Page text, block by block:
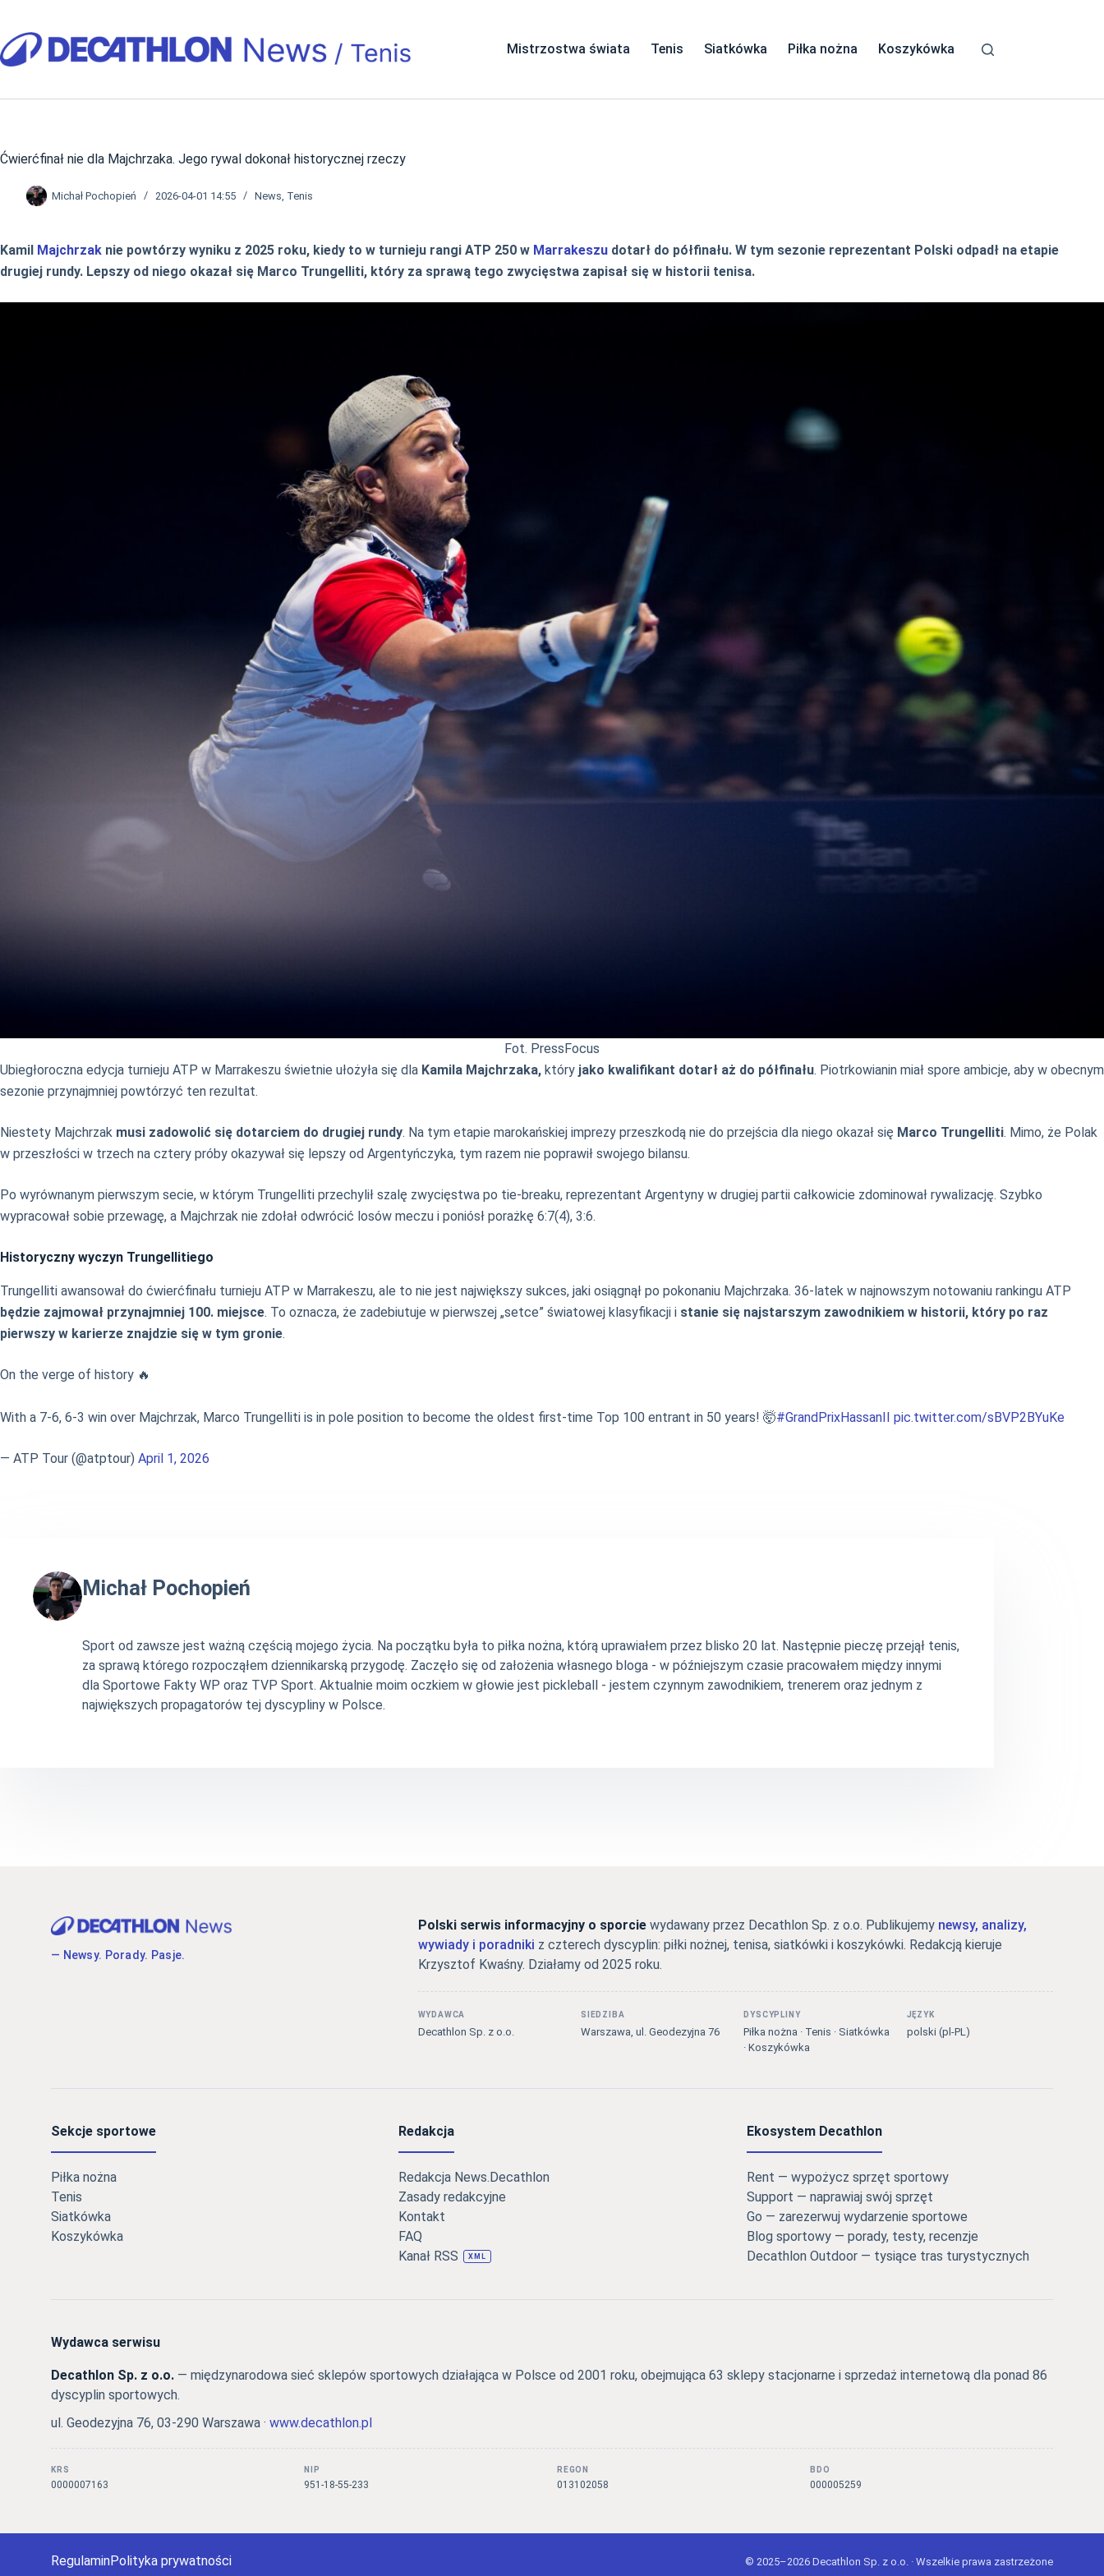
treści
Mistrzostwa świata Tenis Siatkówka Piłka nożna Koszykówka
Ćwierćfinał nie dla Majchrzaka. Jego rywal dokonał historycznej rzeczy
Michał Pochopień 2026-04-01 14:55 News Tenis
Kamil Majchrzak nie powtórzy wyniku z 2025 roku, kiedy to w turnieju rangi ATP 250 w Marrakeszu dotarł do półfinału. W tym sezonie reprezentant Polski odpadł na etapie
drugiej rundy. Lepszy od niego okazał się Marco Trungelliti, który za sprawą tego zwycięstwa zapisał się w historii tenisa.
Fot. PressFocus
Ubiegłoroczna edycja turnieju ATP w Marrakeszu świetnie ułożyła się dla Kamila Majchrzaka, który jako kwalifikant dotarł aż do półfinału. Piotrkowianin miał spore ambicje, aby w obecnym
sezonie przynajmniej powtórzyć ten rezultat.
Niestety Majchrzak musi zadowolić się dotarciem do drugiej rundy. Na tym etapie marokańskiej imprezy przeszkodą nie do przejścia dla niego okazał się Marco Trungelliti. Mimo, że Polak
w przeszłości w trzech na cztery próby okazywał się lepszy od Argentyńczyka, tym razem nie poprawił swojego bilansu.
Po wyrównanym pierwszym secie, w którym Trungelliti przechylił szalę zwycięstwa po tie-breaku, reprezentant Argentyny w drugiej partii całkowicie zdominował rywalizację. Szybko
wypracował sobie przewagę, a Majchrzak nie zdołał odwrócić losów meczu i poniósł porażkę 6:7(4), 3:6.
Historyczny wyczyn Trungellitiego
Trungelliti awansował do ćwierćfinału turnieju ATP w Marrakeszu, ale to nie jest największy sukces, jaki osiągnął po pokonaniu Majchrzaka. 36-latek w najnowszym notowaniu rankingu ATP
będzie zajmował przynajmniej 100. miejsce. To oznacza, że zadebiutuje w pierwszej „setce” światowej klasyfikacji i stanie się najstarszym zawodnikiem w historii, który po raz
pierwszy w karierze znajdzie się w tym gronie.
On the verge of history 🔥
With a 7-6, 6-3 win over Majchrzak, Marco Trungelliti is in pole position to become the oldest first-time Top 100 entrant in 50 years! 🤯#GrandPrixHassanII pic.twitter.com/sBVP2BYuKe
— ATP Tour (@atptour) April 1, 2026
Michał Pochopień
Sport od zawsze jest ważną częścią mojego życia. Na początku była to piłka nożna, którą uprawiałem przez blisko 20 lat. Następnie pieczę przejął tenis,
za sprawą którego rozpocząłem dziennikarską przygodę. Zaczęło się od założenia własnego bloga - w późniejszym czasie pracowałem między innymi
dla Sportowe Fakty WP oraz TVP Sport. Aktualnie moim oczkiem w głowie jest pickleball - jestem czynnym zawodnikiem, trenerem oraz jednym z
największych propagatorów tej dyscypliny w Polsce.
— Newsy. Porady. Pasje.
Polski serwis informacyjny o sporciewydawany przez Decathlon Sp. z o.o. Publikujemy newsy, analizy,
wywiady i poradniki z czterech dyscyplin: piłki nożnej, tenisa, siatkówki i koszykówki. Redakcją kieruje
Krzysztof Kwaśny. Działamy od 2025 roku.
WYDAWCA
Decathlon Sp. z o.o.
SIEDZIBA
Warszawa, ul. Geodezyjna 76
DYSCYPLINY
Piłka nożna · Tenis · Siatkówka
· Koszykówka
JĘZYK
polski (pl-PL)
Sekcje sportowe
Piłka nożna
Tenis
Siatkówka
Koszykówka
Redakcja
Redakcja News.Decathlon
Zasady redakcyjne
Kontakt
FAQ
Kanał RSS
XML
Ekosystem Decathlon
Rent — wypożycz sprzęt sportowy
Support — naprawiaj swój sprzęt
Go — zarezerwuj wydarzenie sportowe
Blog sportowy — porady, testy, recenzje
Decathlon Outdoor — tysiące tras turystycznych
Wydawca serwisu
Decathlon Sp. z o.o. — międzynarodowa sieć sklepów sportowych działająca w Polsce od 2001 roku, obejmująca 63 sklepy stacjonarne i sprzedaż internetową dla ponad 86
dyscyplin sportowych.
ul. Geodezyjna 76, 03-290 Warszawa · www.decathlon.pl
KRS
0000007163
NIP
951-18-55-233
REGON
013102058
BDO
000005259
RegulaminPolityka prywatności © 2025–2026 Decathlon Sp. z o.o. · Wszelkie prawa zastrzeżone